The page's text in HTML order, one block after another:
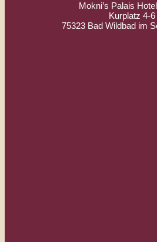
Mokni’s Palais
Kurplatz 4-6
75323 Bad Wildbad im